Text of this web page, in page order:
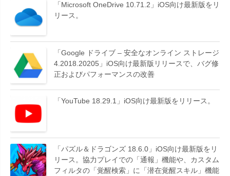
「Microsoft OneDrive 10.71.2」iOS向け最新版をリ
リース。
「Google ドライブ – 安全なオンライン ストレージ
4.2018.20205」iOS向け最新版リリースで、バグ修
正およびパフォーマンスの改善
「YouTube 18.29.1」iOS向け最新版をリリース。
「パズル＆ドラゴンズ 18.6.0」iOS向け最新版をリ
リース。協力プレイでの「通報」機能や、カスタム
フィルタの「覚醒検索」に「潜在覚醒スキル」機能